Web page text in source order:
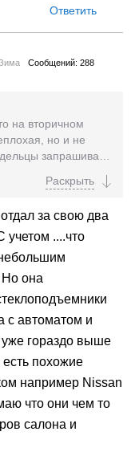
Ответить
Сообщений: 288
на вторичном
но и не
запрашивают
за свою два
учетом ....что
Но она
с автоматом и
гораздо выше
похожие
например Nissan
что они чем то
салона и